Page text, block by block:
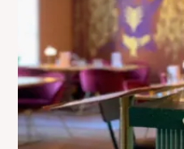
r
c
h
f
o